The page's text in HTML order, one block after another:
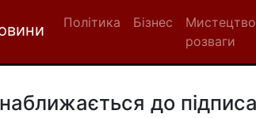
Політика Бізнес
розваги
до